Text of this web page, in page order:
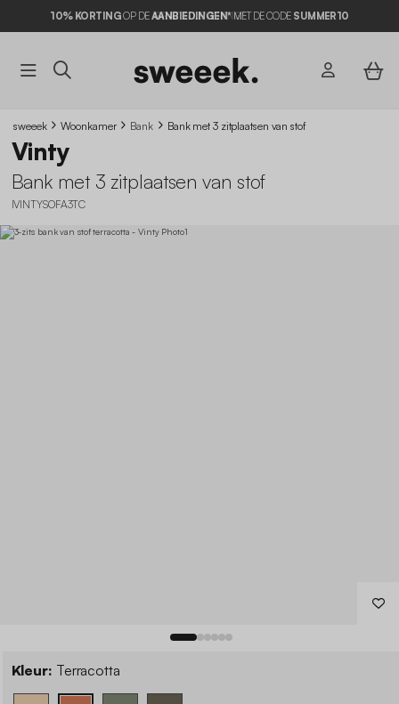
10% KORTINGOP DEAANBIEDINGEN*MET DE CODE SUMMER10
sweeek Woonkamer Bank Bank met 3 zitplaatsen van stof
Vinty
Bank met 3 zitplaatsen van stof
IVINTYSOFA3TC
Kleur: Terracotta